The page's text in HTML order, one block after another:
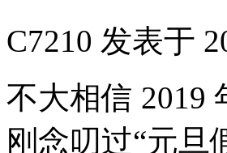
C7210 发表于
不大相信 2019
刚念叨过“元旦